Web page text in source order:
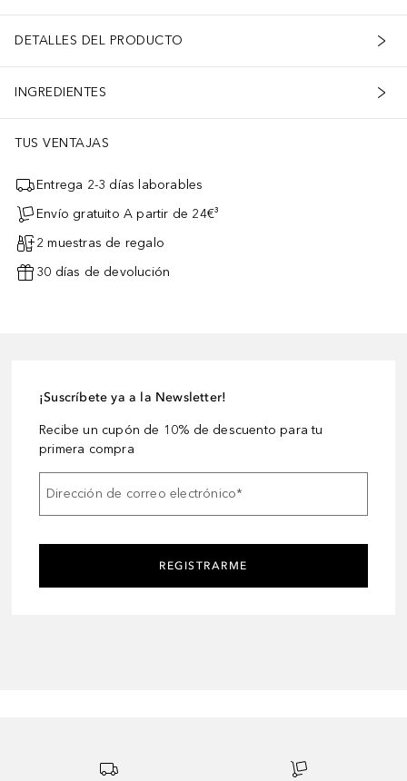
DETALLES DEL PRODUCTO
INGREDIENTES
TUS VENTAJAS
Entrega 2-3 días laborables
Envío gratuito A partir de 24€³
2 muestras de regalo
30 días de devolución
¡Suscríbete ya a la Newsletter!
Recibe un cupón de 10% de descuento para tu
primera compra
Dirección de correo electrónico*
REGISTRARME